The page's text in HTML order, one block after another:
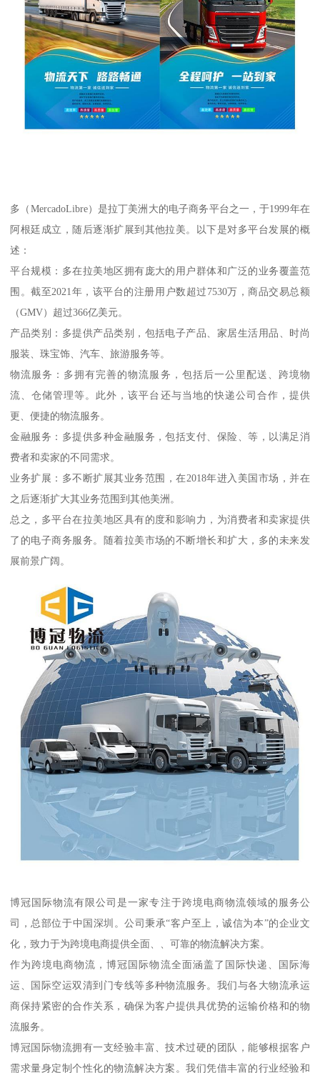
多（MercadoLibre）是拉丁美洲大的电子商务平台之一，于1999年在
阿根廷成立，随后逐渐扩展到其他拉美。以下是对多平台发展的概
述：
平台规模：多在拉美地区拥有庞大的用户群体和广泛的业务覆盖范
围。截至2021年，该平台的注册用户数超过7530万，商品交易总额
（GMV）超过366亿美元。
产品类别：多提供产品类别，包括电子产品、家居生活用品、时尚
服装、珠宝饰、汽车、旅游服务等。
物流服务：多拥有完善的物流服务，包括后一公里配送、跨境物
流、仓储管理等。此外，该平台还与当地的快递公司合作，提供
更、便捷的物流服务。
金融服务：多提供多种金融服务，包括支付、保险、等，以满足消
费者和卖家的不同需求。
业务扩展：多不断扩展其业务范围，在2018年进入美国市场，并在
之后逐渐扩大其业务范围到其他美洲。
总之，多平台在拉美地区具有的度和影响力，为消费者和卖家提供
了的电子商务服务。随着拉美市场的不断增长和扩大，多的未来发
展前景广阔。
博冠国际物流有限公司是一家专注于跨境电商物流领域的服务公
司，总部位于中国深圳。公司秉承“客户至上，诚信为本”的企业文
化，致力于为跨境电商提供全面、、可靠的物流解决方案。
作为跨境电商物流，博冠国际物流全面涵盖了国际快递、国际海
运、国际空运双清到门专线等多种物流服务。我们与各大物流承运
商保持紧密的合作关系，确保为客户提供具优势的运输价格和的物
流服务。
博冠国际物流拥有一支经验丰富、技术过硬的团队，能够根据客户
需求量身定制个性化的物流解决方案。我们凭借丰富的行业经验和